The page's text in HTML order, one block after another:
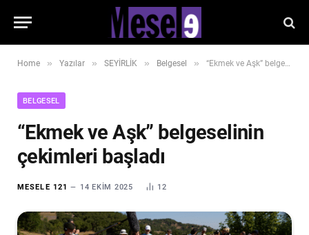
Home » Yazılar » SEYİRLİK » Belgesel » “Ekmek ve Aşk” belgeselinin çekimleri başladı
BELGESEL
“Ekmek ve Aşk” belgeselinin
çekimleri başladı
MESELE 121 14 EKIM 2025 12